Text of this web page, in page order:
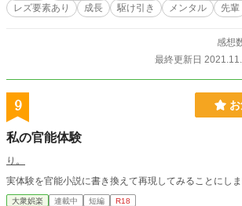
レズ要素あり
成長 駆け引き メンタル 先輩
感想
最終更新日
9
私の官能体験
り。
実体験を官能小説に書き換えて再現してみることにしま
大衆娯楽 連載中 短編 R18